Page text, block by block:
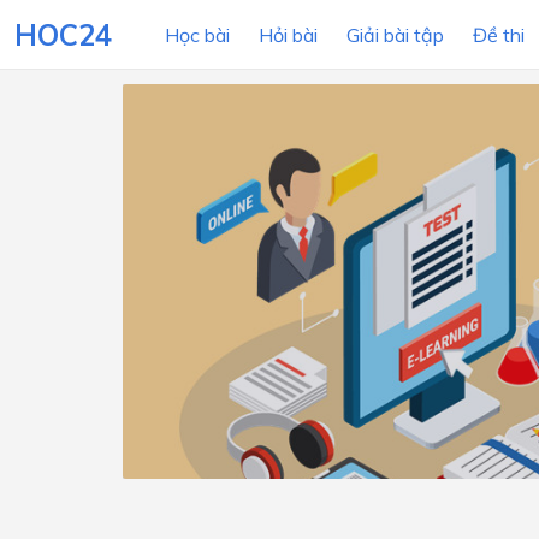
HOC24 Học bài Hỏi bài Giải bài tập Đề thi
LỚP HỌC
Lớp 12
Lớp 8
Lớp 7